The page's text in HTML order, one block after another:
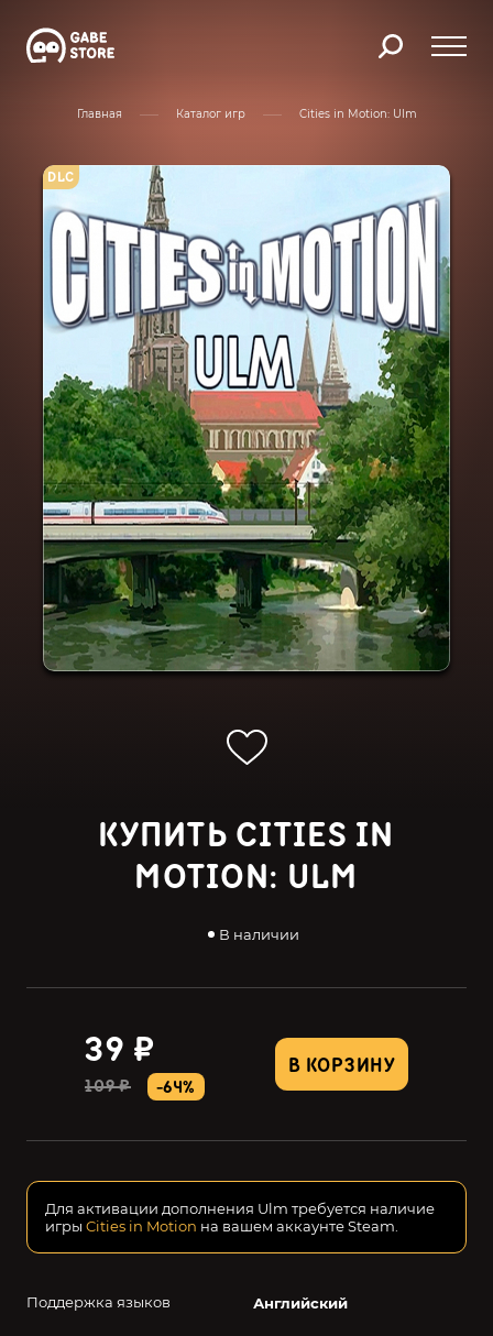
Главная Каталог игр Cities in Motion: Ulm
DLC
КУПИТЬ CITIES IN
MOTION: ULM
В наличии
В КОРЗИНУ
39 ₽
109 ₽ -64%
Поддержка языков Английский
Для активации дополнения Ulm требуется наличие
игры Cities in Motion на вашем аккаунте Steam.